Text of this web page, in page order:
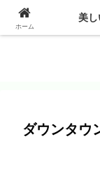
美し
ダウンタウ
ホーム
美し